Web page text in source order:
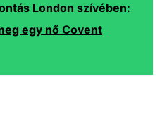
London szívében:
egy nő Covent